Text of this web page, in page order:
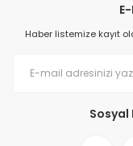
Haber listemize kayıt
Sosyal